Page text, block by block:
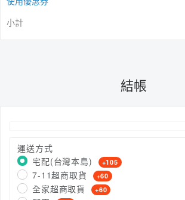
小計
結帳
運送方式
宅配(台灣本島)
+105
7-11超商取貨 +60
全家超商取貨 +60